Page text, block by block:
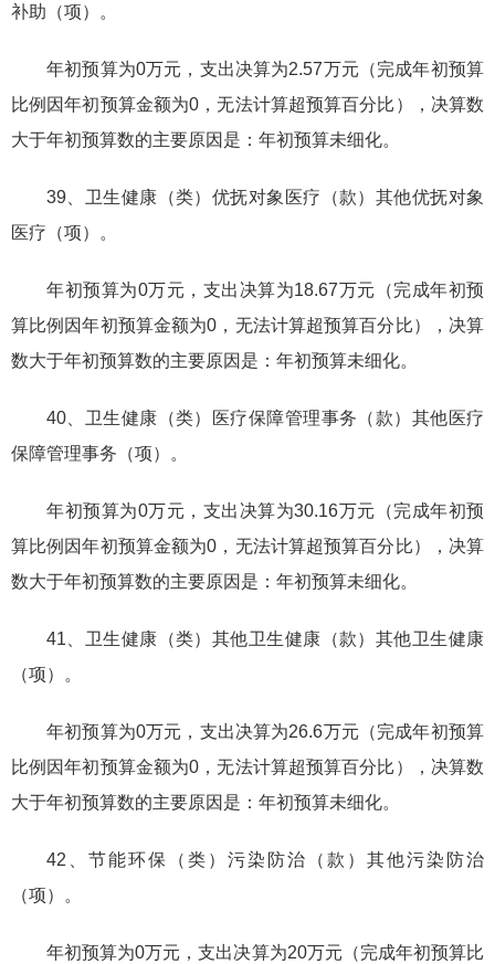
补助（项）。
年初预算为0万元，支出决算为2.57万元（完成年初预算
比例因年初预算金额为0，无法计算超预算百分比），决算数
大于年初预算数的主要原因是：年初预算未细化。
39、卫生健康（类）优抚对象医疗（款）其他优抚对象
医疗（项）。
年初预算为0万元，支出决算为18.67万元（完成年初预
算比例因年初预算金额为0，无法计算超预算百分比），决算
数大于年初预算数的主要原因是：年初预算未细化。
40、卫生健康（类）医疗保障管理事务（款）其他医疗
保障管理事务（项）。
年初预算为0万元，支出决算为30.16万元（完成年初预
算比例因年初预算金额为0，无法计算超预算百分比），决算
数大于年初预算数的主要原因是：年初预算未细化。
41、卫生健康（类）其他卫生健康（款）其他卫生健康
（项）。
年初预算为0万元，支出决算为26.6万元（完成年初预算
比例因年初预算金额为0，无法计算超预算百分比），决算数
大于年初预算数的主要原因是：年初预算未细化。
42、节能环保（类）污染防治（款）其他污染防治
（项）。
年初预算为0万元，支出决算为20万元（完成年初预算比